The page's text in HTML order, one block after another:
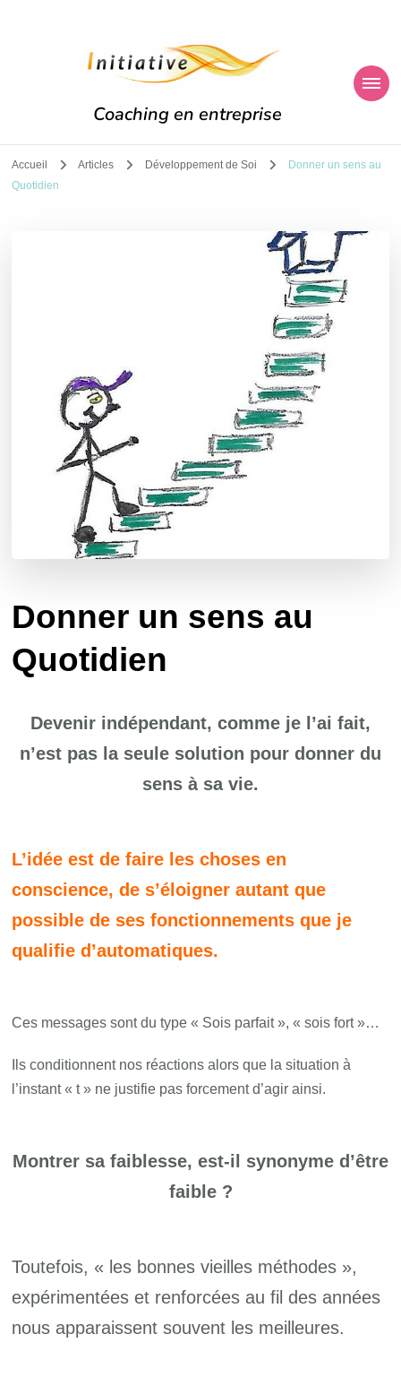
Coaching en entreprise
Accueil Articles Développement de Soi
Donner un sens au
Quotidien
Donner un sens au
Quotidien
Devenir indépendant, comme je l’ai fait,
n’est pas la seule solution pour donner du
sens à sa vie.
L’idée est de faire les choses en
conscience, de s’éloigner autant que
possible de ses fonctionnements que je
qualifie d’automatiques.
Ces messages sont du type « Sois parfait », « sois fort »…
Ils conditionnent nos réactions alors que la situation à
l’instant « t » ne justifie pas forcement d’agir ainsi.
Montrer sa faiblesse, est-il synonyme d’être
faible ?
Toutefois, « les bonnes vieilles méthodes »,
expérimentées et renforcées au fil des années
nous apparaissent souvent les meilleures.